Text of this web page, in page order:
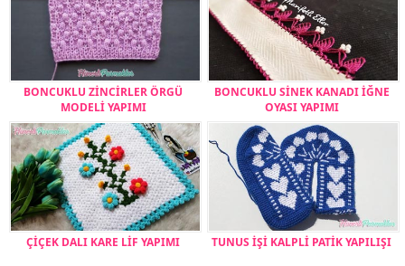
BONCUKLU ZİNCİRLER ÖRGÜ
MODELİ YAPIMI
BONCUKLU SİNEK KANADI İĞNE
OYASI YAPIMI
ÇİÇEK DALI KARE LİF YAPIMI TUNUS İŞİ KALPLİ PATİK YAPILIŞI